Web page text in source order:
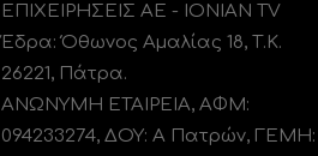
ΕΠΙΧΕΙΡΗΣΕΙΣ ΑΕ - IONIAN TV
Έδρα: Όθωνος Αμαλίας 18, Τ.Κ.
26221, Πάτρα.
ΑΝΩΝΥΜΗ ΕΤΑΙΡΕΙΑ, ΑΦΜ:
094233274, ΔΟΥ: A Πατρών, ΓΕΜΗ: